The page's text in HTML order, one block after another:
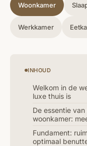
Woonkamer
Werkkamer
INHOUD
Welkom in de
luxe thuis is
De essentie
woonkamer:
Fundament:
optimaal